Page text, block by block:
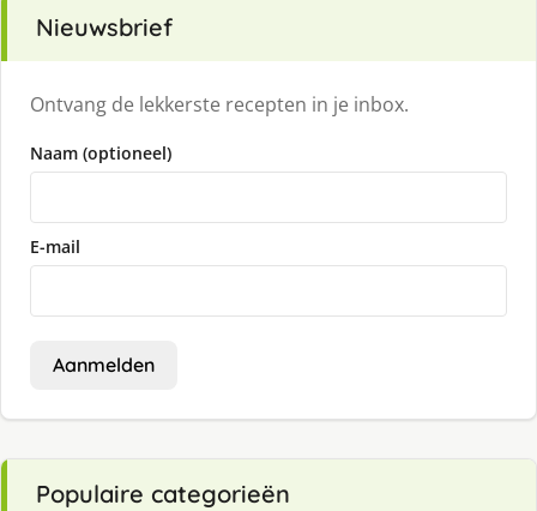
Nieuwsbrief
Ontvang de lekkerste recepten in je inbox.
Naam (optioneel)
E-mail
Aanmelden
Populaire categorieën